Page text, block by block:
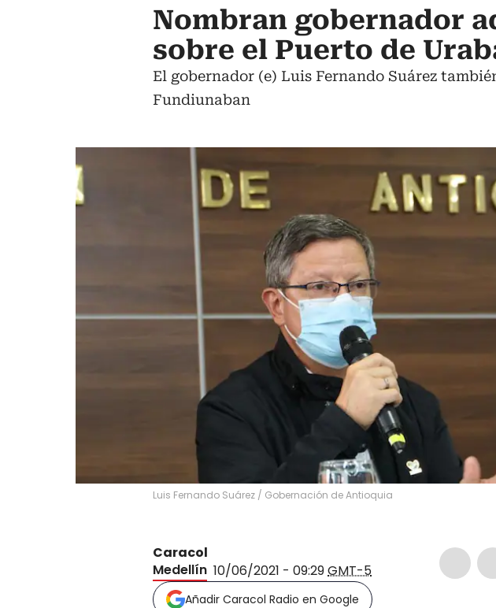
Nombran gobernador
sobre el Puerto de
El gobernador (e) Luis Fernando Suárez
Fundiunaban
Luis Fernando Suárez / Gobernación de Antioquia
Caracol
Medellín 10/06/2021 - 09:29GMT-5
Añadir Caracol Radio en Google